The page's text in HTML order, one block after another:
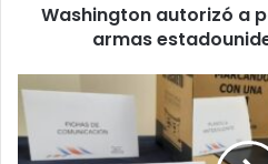
Ucrania
Washington autorizó a
armas
juntas
receptoras